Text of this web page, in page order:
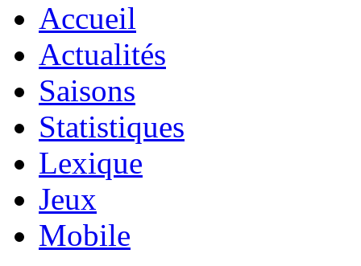
Accueil
Actualités
Saisons
Statistiques
Lexique
Jeux
Mobile